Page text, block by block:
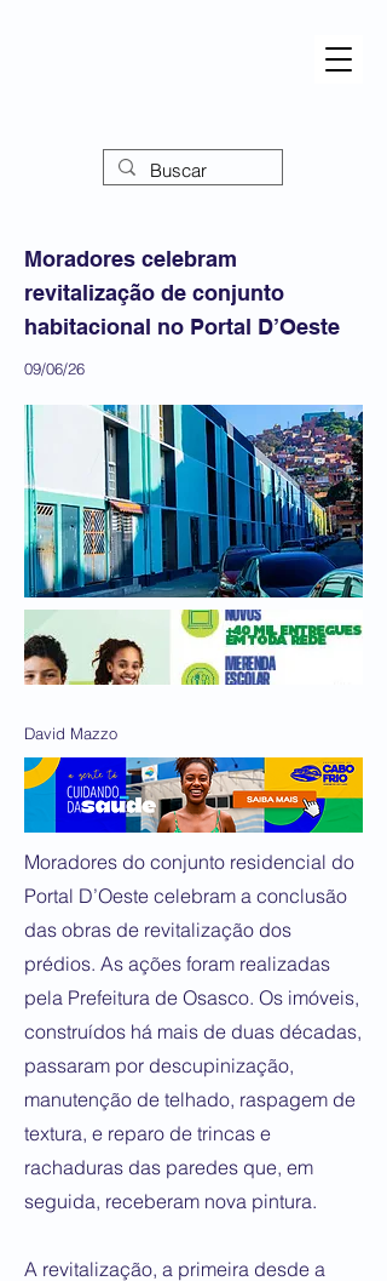
Moradores celebram
revitalização de conjunto
habitacional no Portal D’Oeste
09/06/26
David Mazzo
Moradores do conjunto residencial do
Portal D’Oeste celebram a conclusão
das obras de revitalização dos
prédios. As ações foram realizadas
pela Prefeitura de Osasco. Os imóveis,
construídos há mais de duas décadas,
passaram por descupinização,
manutenção de telhado, raspagem de
textura, e reparo de trincas e
rachaduras das paredes que, em
seguida, receberam nova pintura.
A revitalização, a primeira desde a